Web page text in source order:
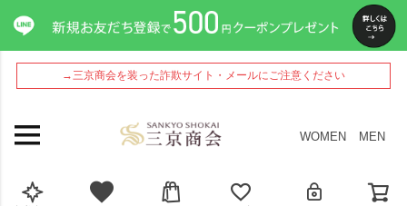
→三京商会を装った詐欺サイト・メールにご注意ください
WOMEN MEN